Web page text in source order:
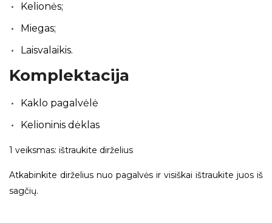
Kelionės;
Miegas;
Laisvalaikis.
Komplektacija
Kaklo pagalvėlė
Kelioninis dėklas
1 veiksmas: ištraukite dirželius
Atkabinkite dirželius nuo pagalvės ir visiškai ištraukite juos iš
sagčių.